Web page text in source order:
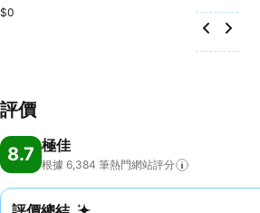
$0
評價
8.7 極佳
根據 6,384 筆熱門網站評分